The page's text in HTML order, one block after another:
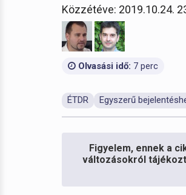
Közzétéve: 2019.10.24.
Olvasási idő: 7 perc
ÉTDR Egyszerű
Figyelem, ennek a
változásokról